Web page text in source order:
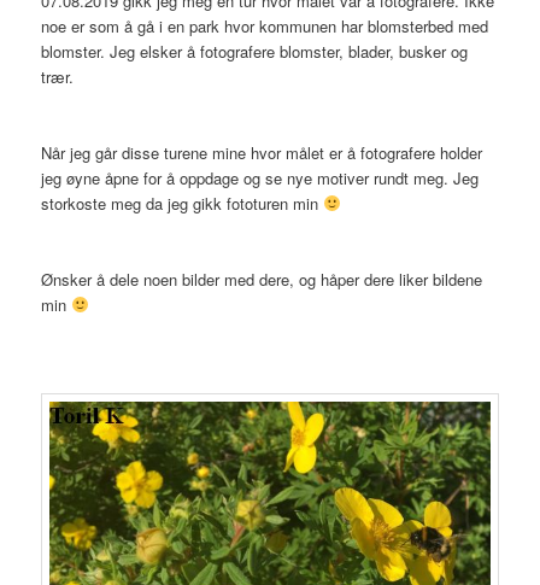
noe er som å gå i en park hvor kommunen har blomsterbed med
blomster. Jeg elsker å fotografere blomster, blader, busker og
trær.
Når jeg går disse turene mine hvor målet er å fotografere holder
jeg øyne åpne for å oppdage og se nye motiver rundt meg. Jeg
storkoste meg da jeg gikk fototuren min
Ønsker å dele noen bilder med dere, og håper dere liker bildene
min